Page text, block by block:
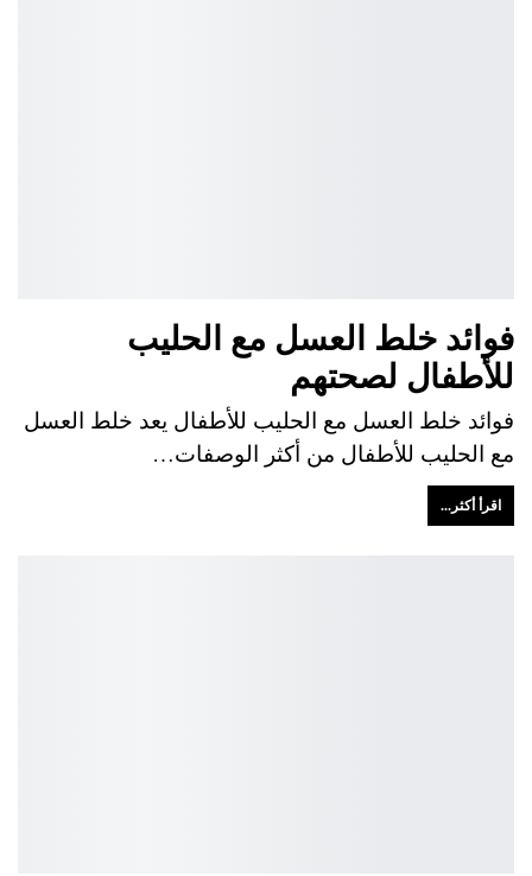
فوائد خلط العسل مع الحليب
للأطفال لصحتهم
فوائد خلط العسل مع الحليب للأطفال يعد خلط العسل
مع الحليب للأطفال من أكثر الوصفات…
اقرأ أكثر...